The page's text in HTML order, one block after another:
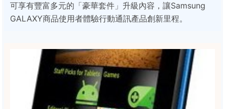
可享有豐富多元的「豪華套件」升級內容，讓Samsung
GALAXY商品使用者體驗行動通訊產品創新里程。